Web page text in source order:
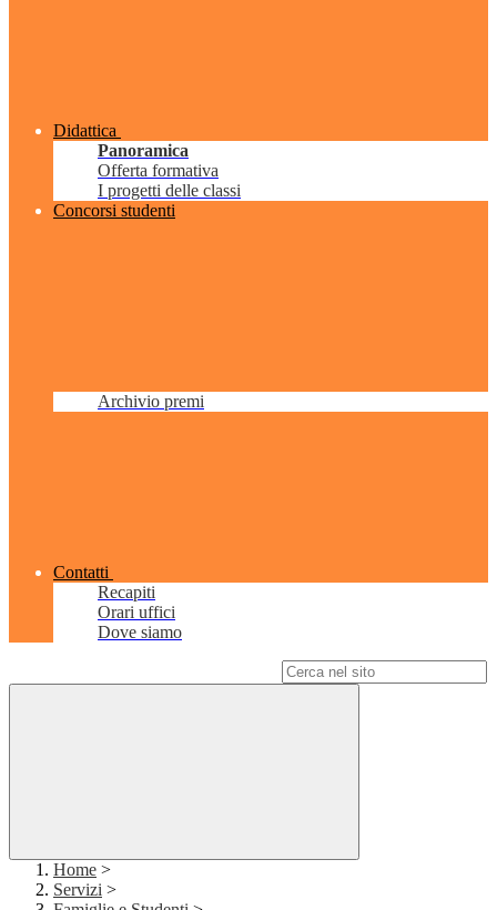
Didattica
Panoramica
Offerta formativa
I progetti delle classi
Concorsi studenti
Archivio premi
Contatti
Recapiti
Orari uffici
Dove siamo
Home >
Servizi >